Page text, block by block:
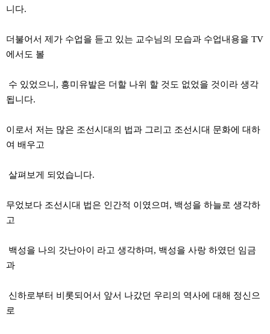
니다.
더불어서 제가 수업을 듣고 있는 교수님의 모습과 수업내용을 TV
에서도 볼
수 있었으니, 흥미유발은 더할 나위 할 것도 없었을 것이라 생각
됩니다.
이로서 저는 많은 조선시대의 법과 그리고 조선시대 문화에 대하
여 배우고
살펴보게 되었습니다.
무었보다 조선시대 법은 인간적 이였으며, 백성을 하늘로 생각하
고
백성을 나의 갓난아이 라고 생각하며, 백성을 사랑 하였던 임금
과
신하로부터 비롯되어서 앞서 나갔던 우리의 역사에 대해 정신으
로